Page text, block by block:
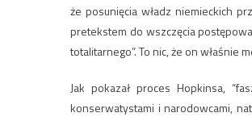
że posunięcia władz niemieckich
pretekstem do wszczęcia
totalitarnego”. To nic, że on właśnie
Jak pokazał proces Hopkinsa,
konserwatystami i narodowcami,